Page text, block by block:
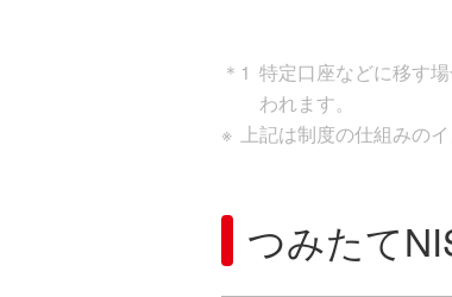
特定口座などに移す
われます。
上記は制度の仕組みの
つみたて